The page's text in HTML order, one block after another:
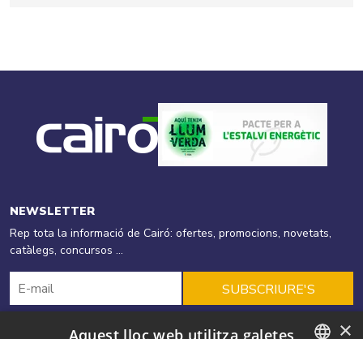
NEWSLETTER
Rep tota la informació de Cairó: ofertes, promocions, novetats,
catàlegs, concursos ...
SUBSCRIURE'S
×
Aquest lloc web utilitza galetes